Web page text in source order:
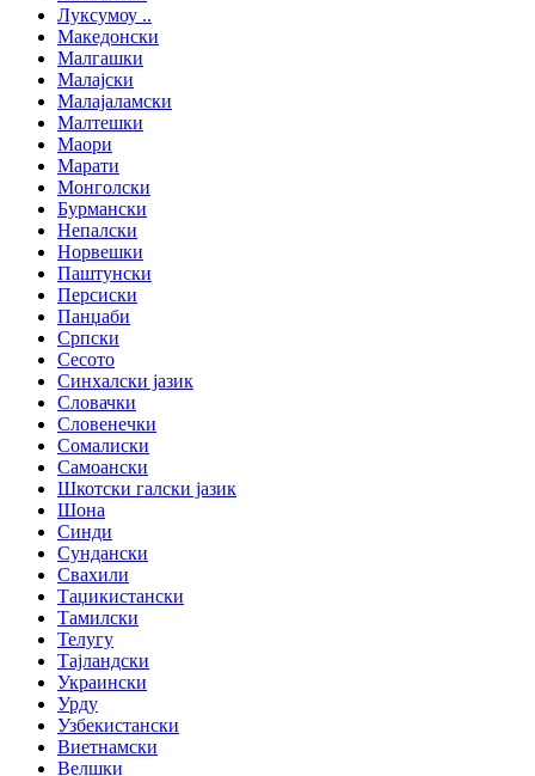
Луксумоу ..
Македонски
Малгашки
Малајски
Малајаламски
Малтешки
Маори
Марати
Монголски
Бурмански
Непалски
Норвешки
Паштунски
Персиски
Панџаби
Српски
Сесото
Синхалски јазик
Словачки
Словенечки
Сомалиски
Самоански
Шкотски галски јазик
Шона
Синди
Сундански
Свахили
Таџикистански
Тамилски
Телугу
Тајландски
Украински
Урду
Узбекистански
Виетнамски
Велшки